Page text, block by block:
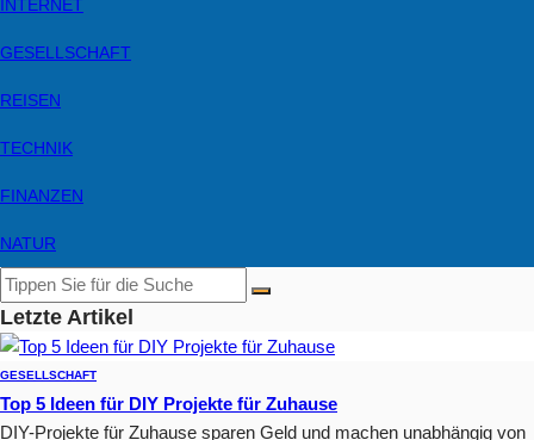
INTERNET
GESELLSCHAFT
REISEN
TECHNIK
FINANZEN
NATUR
Letzte Artikel
GESELLSCHAFT
Top 5 Ideen für DIY Projekte für Zuhause
DIY-Projekte für Zuhause sparen Geld und machen unabhängig von